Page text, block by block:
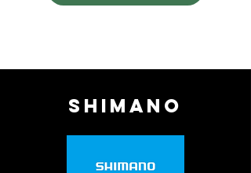
Shimano